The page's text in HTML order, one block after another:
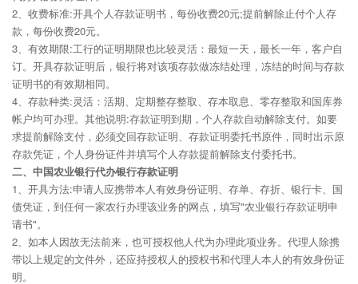
2、收费标准:开具个人存款证明书，每份收费20元;提前解除止付个人存
款，每份收费20元。
3、有效期限:工行的证明期限也比较灵活：最短一天，最长一年，客户自
订。开具存款证明后，银行将对该项存款做冻结处理，冻结的时间与存款
证明书的有效期相同。
4、存款种类:灵活：活期、定期整存整取、存本取息、零存整取和国库券
帐户均可办理。其他说明:存款证明到期，个人存款自动解除支付。如要
求提前解除支付，必须交回存款证明、存款证明委托书原件，同时出示原
存款凭证，个人身份证件并填写个人存款提前解除支付委托书。
二、中国农业银行代办银行存款证明
1、开具方法:申请人应携带本人有效身份证明、存单、存折、银行卡、国
债凭证，到任何一家农行办理该业务的网点，填写"农业银行存款证明申
请书"。
2、如本人因故无法前来，也可授权他人代为办理此项业务。代理人除携
带以上规定的文件外，还应持授权人的授权书和代理人本人的有效身份证
明。